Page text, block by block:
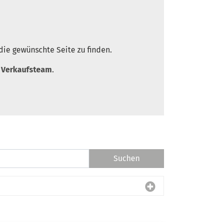
gewünschte Seite zu finden.
Verkaufsteam.